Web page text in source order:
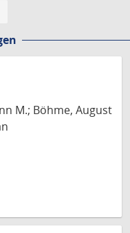
M.; Böhme, August